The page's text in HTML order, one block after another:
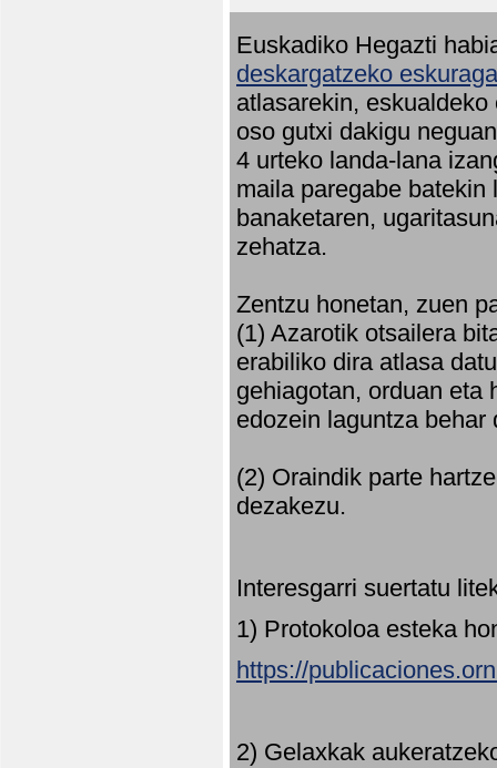
Euskadiko Hegazti
deskargatzeko
atlasarekin,
oso gutxi dakigu
4 urteko landa-lana
maila paregabe
banaketaren,
zehatza.
Zentzu honetan, zuen
(1) Azarotik otsailera
erabiliko dira atlasa
gehiagotan, orduan eta
edozein laguntza behar
(2) Oraindik parte
dezakezu.
Interesgarri suertatu
1) Protokoloa esteka
https://
2) Gelaxkak